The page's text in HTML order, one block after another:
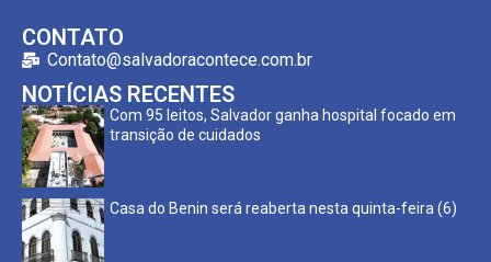
CONTATO
Contato@salvadoracontece.com.br
NOTÍCIAS RECENTES
Com 95 leitos, Salvador ganha hospital focado em
transição de cuidados
Casa do Benin será reaberta nesta quinta-feira (6)